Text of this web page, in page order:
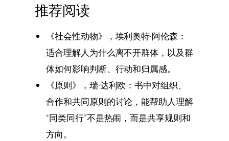
推荐阅读
《社会性动物》，埃利奥特·阿伦森：
适合理解人为什么离不开群体，以及群
体如何影响判断、行动和归属感。
《原则》，瑞·达利欧：书中对组织、
合作和共同原则的讨论，能帮助人理解
“同类同行”不是热闹，而是共享规则和
方向。